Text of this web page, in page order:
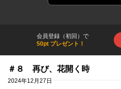
会員登録（初回）で
50pt プレゼント！
＃８ 再び、花開く時
2024年12月27日